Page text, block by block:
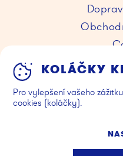
KOLÁČKY
Pro vylepšení vašeho
cookies (koláčky).